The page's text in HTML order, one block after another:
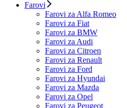
Farovi
Farovi za Alfa Romeo
Farovi za Fiat
Farovi za BMW
Farovi za Audi
Farovi za Citroen
Farovi za Renault
Farovi za Ford
Farovi za Hyundai
Farovi za Mazda
Farovi za Opel
Farovi za Peugeot